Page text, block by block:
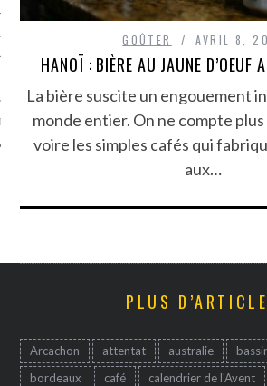
ARCACHON GOÛTER AVRIL 8,
HANOÏ : BIÈRE AU JAUNE D’OEUF
La bière suscite un engouement
monde entier. On ne compte
voire les simples cafés qui
aux…
PLUS
Arcachon attentat australie
bordeaux
café calendrier de l'Avent